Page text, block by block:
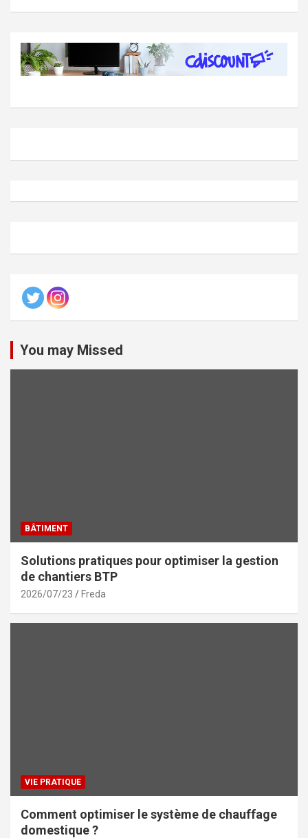
You may Missed
BÂTIMENT
Solutions pratiques pour optimiser la gestion
de chantiers BTP
2026/07/23 Freda
VIE PRATIQUE
Comment optimiser le système de chauffage
domestique ?